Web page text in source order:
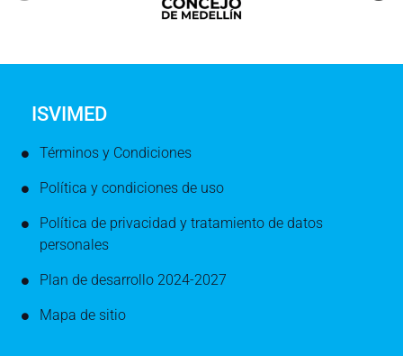
ISVIMED
Términos y Condiciones
Política y condiciones de uso
Política de privacidad y tratamiento de datos
personales
Plan de desarrollo 2024-2027
Mapa de sitio